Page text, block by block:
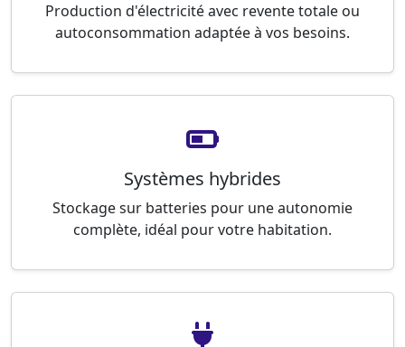
Production d'électricité avec revente totale ou
autoconsommation adaptée à vos besoins.
Systèmes hybrides
Stockage sur batteries pour une autonomie
complète, idéal pour votre habitation.